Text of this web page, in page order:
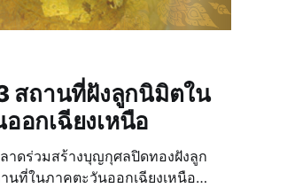
สถานที่ฝังลูกนิมิตใน
อกเฉียงเหนือ
าดร่วมสร้างบุญกุศลปิดทองฝังลูก
นที่ในภาคตะวันออกเฉียงเหนือ